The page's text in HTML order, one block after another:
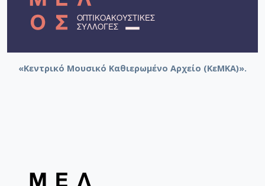
[Φάκελος] GR-As-MTH-003-Sc-012-098-
[Φάκελος] GR-As-MTH-003-Sc-012-099-Το
[Φάκελος] GR-As-MTH-003-Sc-012-101-Petite
[Φάκελος] GR-As-MTH-003-Sc-013-102-Πρώτη
[Φάκελος] GR-As-MTH-003-Sc-014-110-Το
«Κεντρικό Μουσικό Καθιερωμένο Αρχείο (ΚεΜΚΑ)».